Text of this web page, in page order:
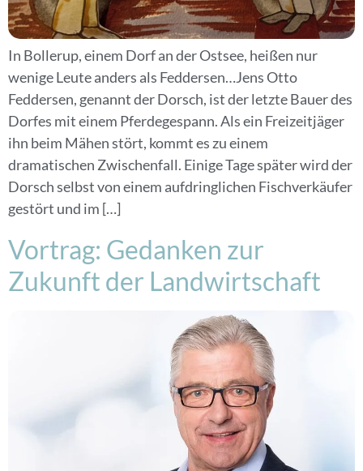
In Bollerup, einem Dorf an der Ostsee, heißen nur
wenige Leute anders als Feddersen…Jens Otto
Feddersen, genannt der Dorsch, ist der letzte Bauer des
Dorfes mit einem Pferdegespann. Als ein Freizeitjäger
ihn beim Mähen stört, kommt es zu einem
dramatischen Zwischenfall. Einige Tage später wird der
Dorsch selbst von einem aufdringlichen Fischverkäufer
gestört und im […]
Vortrag: Gedanken zur
Zukunft der Landwirtschaft